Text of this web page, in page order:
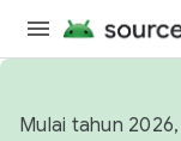
Mulai tahun